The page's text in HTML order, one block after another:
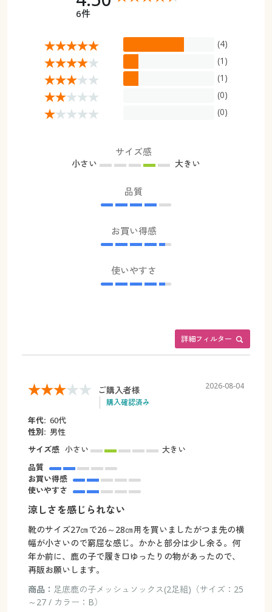
6件
(4)
(1)
(1)
(0)
(0)
サイズ感
小さい 大きい
品質
お買い得感
使いやすさ
詳細フィルター
ご購入者様
購入確認済み
2026-08-04
年代: 60代
性別: 男性
サイズ感 小さい
大きい
品質
お買い得感
使いやすさ
涼しさを感じられない
靴のサイズ27㎝で26～28㎝用を買いましたがつま先の横
幅が小さいので窮屈な感じ。かかと部分は少し余る。何
年か前に、鹿の子で履き口ゆったりの物があったので、
再販お願いします。
商品： 足底鹿の子メッシュソックス(2足組)（サイズ：25
～27 / カラー：B）